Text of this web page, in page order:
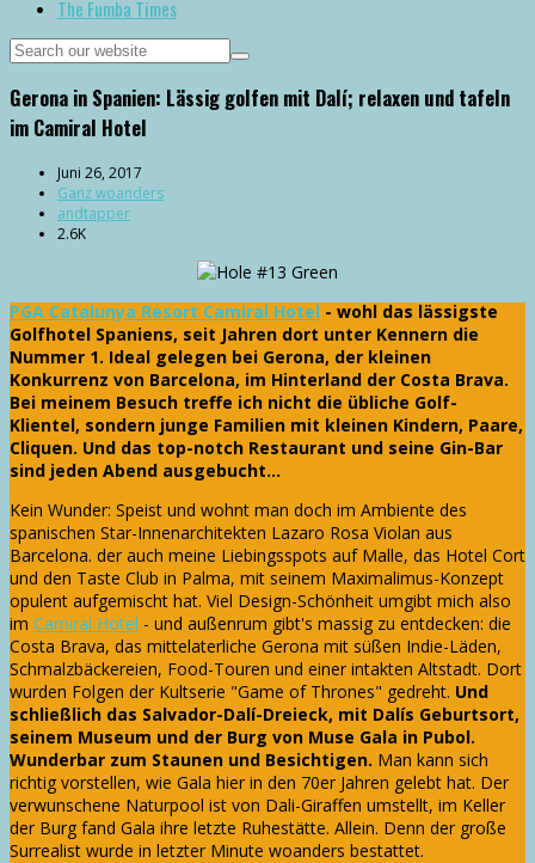
The Fumba Times
Gerona in Spanien: Lässig golfen mit Dalí; relaxen und tafeln
im Camiral Hotel
Juni 26, 2017
Ganz woanders
andtapper
2.6K
PGA Catalunya Resort Camiral Hotel - wohl das lässigste
Golfhotel Spaniens, seit Jahren dort unter Kennern die
Nummer 1. Ideal gelegen bei Gerona, der kleinen
Konkurrenz von Barcelona, im Hinterland der Costa Brava.
Bei meinem Besuch treffe ich nicht die übliche Golf-
Klientel, sondern junge Familien mit kleinen Kindern, Paare,
Cliquen. Und das top-notch Restaurant und seine Gin-Bar
sind jeden Abend ausgebucht...
Kein Wunder: Speist und wohnt man doch im Ambiente des
spanischen Star-Innenarchitekten Lazaro Rosa Violan aus
Barcelona. der auch meine Liebingsspots auf Malle, das Hotel Cort
und den Taste Club in Palma, mit seinem Maximalimus-Konzept
opulent aufgemischt hat. Viel Design-Schönheit umgibt mich also
im Camiral Hotel - und außenrum gibt's massig zu entdecken: die
Costa Brava, das mittelaterliche Gerona mit süßen Indie-Läden,
Schmalzbäckereien, Food-Touren und einer intakten Altstadt. Dort
wurden Folgen der Kultserie "Game of Thrones" gedreht. Und
schließlich das Salvador-Dalí-Dreieck, mit Dalís Geburtsort,
seinem Museum und der Burg von Muse Gala in Pubol.
Wunderbar zum Staunen und Besichtigen. Man kann sich
richtig vorstellen, wie Gala hier in den 70er Jahren gelebt hat. Der
verwunschene Naturpool ist von Dali-Giraffen umstellt, im Keller
der Burg fand Gala ihre letzte Ruhestätte. Allein. Denn der große
Surrealist wurde in letzter Minute woanders bestattet.